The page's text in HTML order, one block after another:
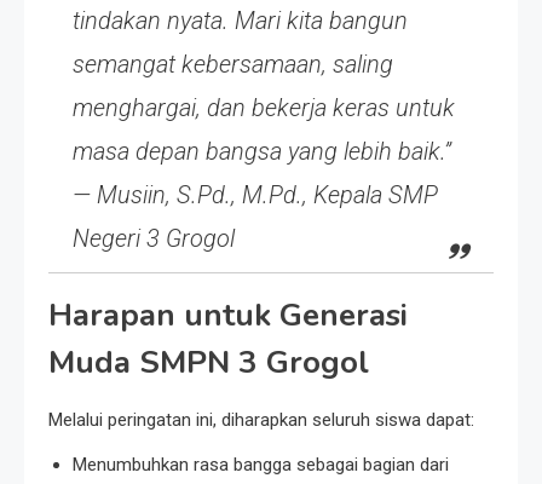
tindakan nyata. Mari kita bangun
semangat kebersamaan, saling
menghargai, dan bekerja keras untuk
masa depan bangsa yang lebih baik.”
— Musiin, S.Pd., M.Pd., Kepala SMP
Negeri 3 Grogol
Harapan untuk Generasi
Muda SMPN 3 Grogol
Melalui peringatan ini, diharapkan seluruh siswa dapat:
Menumbuhkan rasa bangga sebagai bagian dari